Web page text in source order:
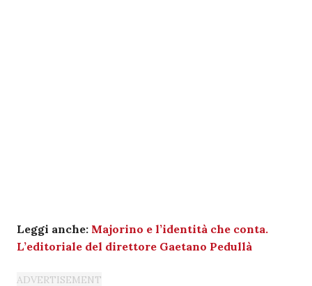
Leggi anche: Majorino e l’identità che conta.
L’editoriale del direttore Gaetano Pedullà